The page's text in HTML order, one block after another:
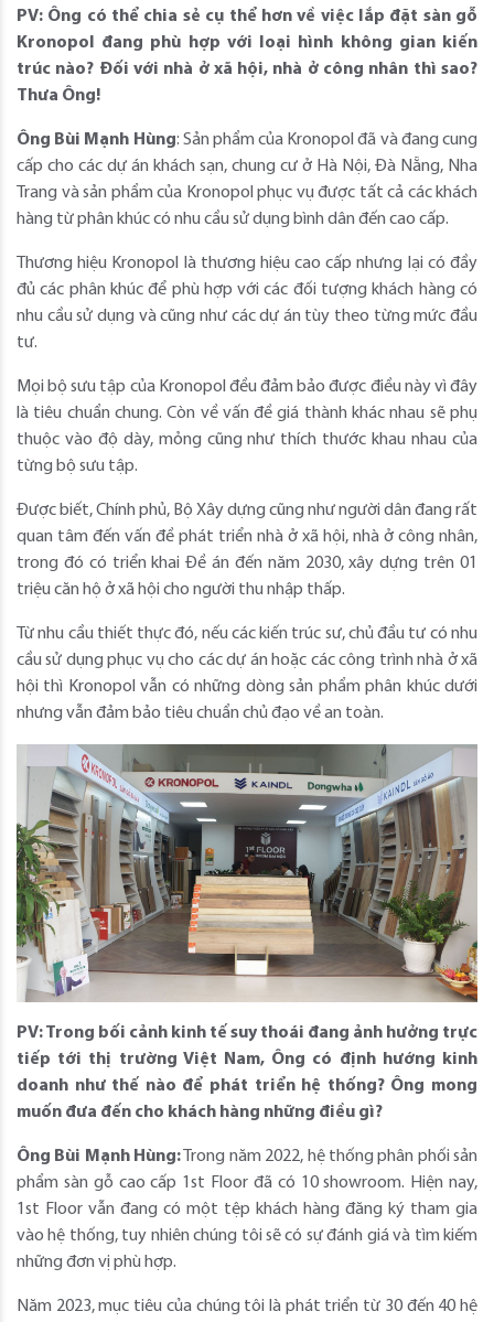
PV: Ông có thể chia sẻ cụ thể hơn về việc lắp đặt sàn gỗ
Kronopol đang phù hợp với loại hình không gian kiến
trúc nào? Đối với nhà ở xã hội, nhà ở công nhân thì sao?
Thưa Ông!
Ông Bùi Mạnh Hùng: Sản phẩm của Kronopol đã và đang cung
cấp cho các dự án khách sạn, chung cư ở Hà Nội, Đà Nẵng, Nha
Trang và sản phẩm của Kronopol phục vụ được tất cả các khách
hàng từ phân khúc có nhu cầu sử dụng bình dân đến cao cấp.
Thương hiệu Kronopol là thương hiệu cao cấp nhưng lại có đầy
đủ các phân khúc để phù hợp với các đối tượng khách hàng có
nhu cầu sử dụng và cũng như các dự án tùy theo từng mức đầu
tư.
Mọi bộ sưu tập của Kronopol đều đảm bảo được điều này vì đây
là tiêu chuẩn chung. Còn về vấn đề giá thành khác nhau sẽ phụ
thuộc vào độ dày, mỏng cũng như thích thước khau nhau của
từng bộ sưu tập.
Được biết, Chính phủ, Bộ Xây dựng cũng như người dân đang rất
quan tâm đến vấn đề phát triển nhà ở xã hội, nhà ở công nhân,
trong đó có triển khai Đề án đến năm 2030, xây dựng trên 01
triệu căn hộ ở xã hội cho người thu nhập thấp.
Từ nhu cầu thiết thực đó, nếu các kiến trúc sư, chủ đầu tư có nhu
cầu sử dụng phục vụ cho các dự án hoặc các công trình nhà ở xã
hội thì Kronopol vẫn có những dòng sản phẩm phân khúc dưới
nhưng vẫn đảm bảo tiêu chuẩn chủ đạo về an toàn.
PV: Trong bối cảnh kinh tế suy thoái đang ảnh hưởng trực
tiếp tới thị trường Việt Nam, Ông có định hướng kinh
doanh như thế nào để phát triển hệ thống? Ông mong
muốn đưa đến cho khách hàng những điều gì?
Ông Bùi Mạnh Hùng: Trong năm 2022, hệ thống phân phối sản
phẩm sàn gỗ cao cấp 1st Floor đã có 10 showroom. Hiện nay,
1st Floor vẫn đang có một tệp khách hàng đăng ký tham gia
vào hệ thống, tuy nhiên chúng tôi sẽ có sự đánh giá và tìm kiếm
những đơn vị phù hợp.
Năm 2023, mục tiêu của chúng tôi là phát triển từ 30 đến 40 hệ